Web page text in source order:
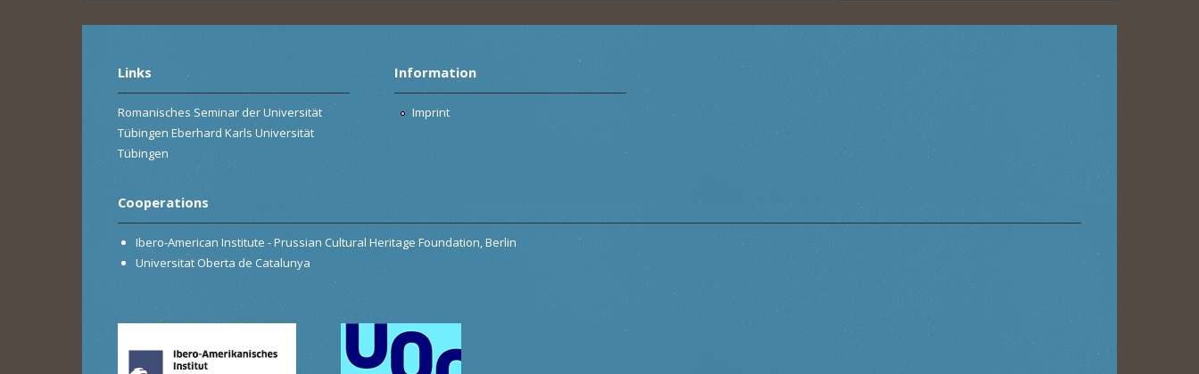
Links
Romanisches Seminar der Universität
Tübingen Eberhard Karls Universität
Tübingen
Information
Imprint
Cooperations
Ibero-American Institute - Prussian Cultural Heritage Foundation, Berlin
Universitat Oberta de Catalunya